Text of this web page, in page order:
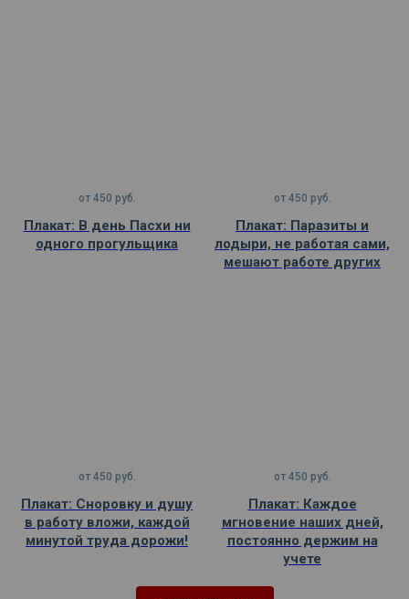
от 450 руб.
Плакат: В день Пасхи ни
одного прогульщика
от 450 руб.
Плакат: Паразиты и
лодыри, не работая сами,
мешают работе других
от 450 руб.
Плакат: Сноровку и душу
в работу вложи, каждой
минутой труда дорожи!
от 450 руб.
Плакат: Каждое
мгновение наших дней,
постоянно держим на
учете